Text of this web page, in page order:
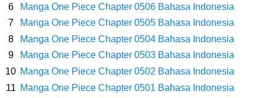
Cara Membuat Linktree Instagram, Sangat Mudah Untuk Kamu
Lakukan Sendiri
7 Fakta Gaban One Piece, Orang Yang Telah Memberikan Kunci Borgol
Manga One Piece Chapter 0506 Bahasa Indonesia
Manga One Piece Chapter 0505 Bahasa Indonesia
Manga One Piece Chapter 0504 Bahasa Indonesia
Manga One Piece Chapter 0503 Bahasa Indonesia
Manga One Piece Chapter 0502 Bahasa Indonesia
Manga One Piece Chapter 0501 Bahasa Indonesia